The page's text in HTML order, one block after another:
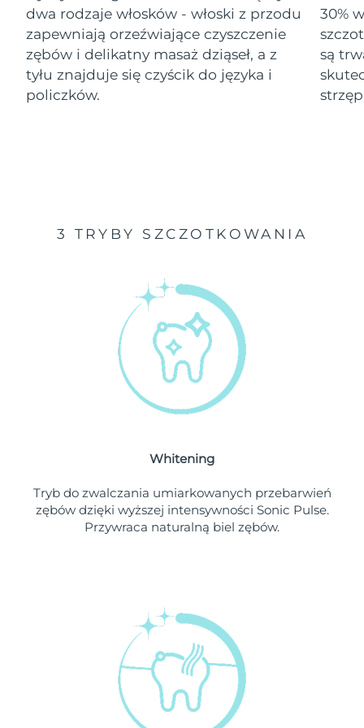
dwa rodzaje włosków - włoski z przodu
zapewniają orzeźwiające czyszczenie
zębów i delikatny masaż dziąseł, a z
tyłu znajduje się czyścik do języka i
policzków.
30%
są
3 TRYBY SZCZOTKOWANIA
Whitening
Tryb do zwalczania umiarkowanych przebarwień
zębów dzięki wyższej intensywności Sonic Pulse.
Przywraca naturalną biel zębów.
Izrael
Oczekiwany czas dostawy
Włochy
Oczekiwany czas dostawy
8/8/26
Kazachstan
8/10/26
Oczekiwany czas dostawy
Oczekiwany czas dostawy
Oczekiwany czas dostawy
SRA Makau (Chiny)
Oczekiwany czas dostawy
Oczekiwany czas dostawy
Oczekiwany czas dostawy
Oczekiwany czas dostawy